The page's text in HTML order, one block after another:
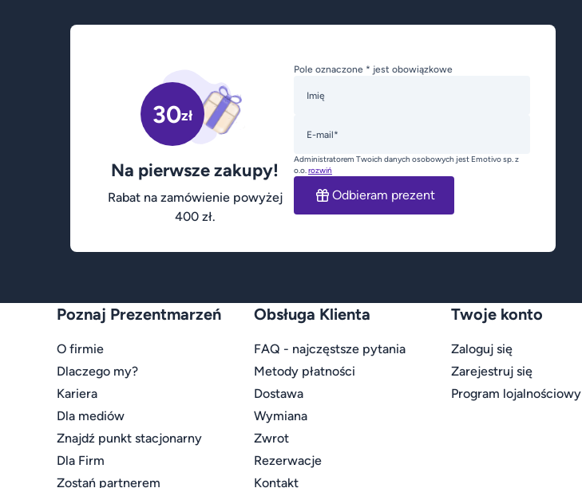
30zł
Na pierwsze zakupy!
Rabat na zamówienie powyżej
400 zł.
Pole oznaczone * jest obowiązkowe
Imię
E-mail*
Administratorem Twoich danych osobowych jest Emotivo sp. z
o.o.rozwiń
Odbieram prezent
Poznaj Prezentmarzeń
O firmie
Dlaczego my?
Kariera
Dla mediów
Znajdź punkt stacjonarny
Dla Firm
Zostań partnerem
Obsługa Klienta
FAQ - najczęstsze pytania
Metody płatności
Dostawa
Wymiana
Zwrot
Rezerwacje
Kontakt
Twoje konto
Zaloguj się
Zarejestruj się
Program lojalnościowy